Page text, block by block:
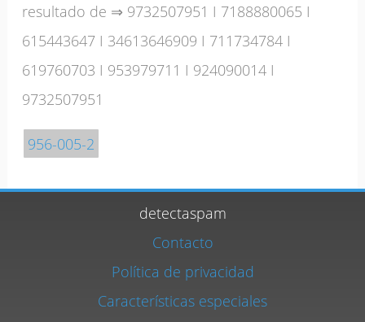
resultado de ⇒ 9732507951 I 7188880065 I
615443647 I 34613646909 I 711734784 I
619760703 I 953979711 I 924090014 I
9732507951
956-005-2
detectaspam
Contacto
Política de privacidad
Características especiales